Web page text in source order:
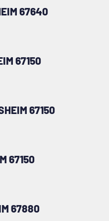
67640
67150
67150
67150
67880